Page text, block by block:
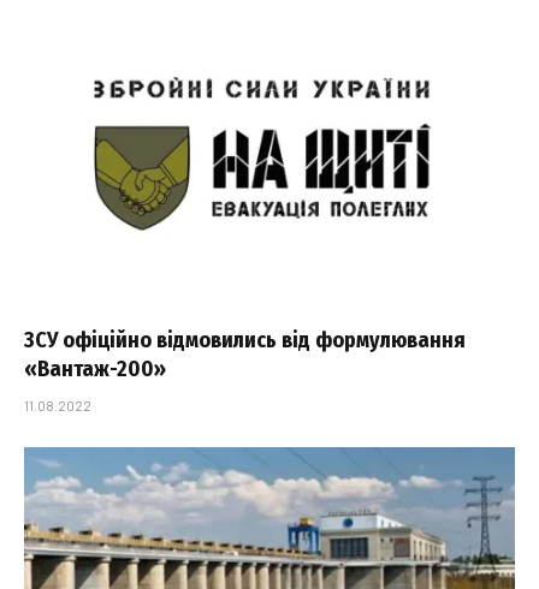
ЗСУ офіційно відмовились від формулювання
«Вантаж-200»
11.08.2022